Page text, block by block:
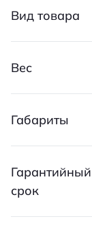
Вид товара
Вес
Габариты
Гарантийный
срок